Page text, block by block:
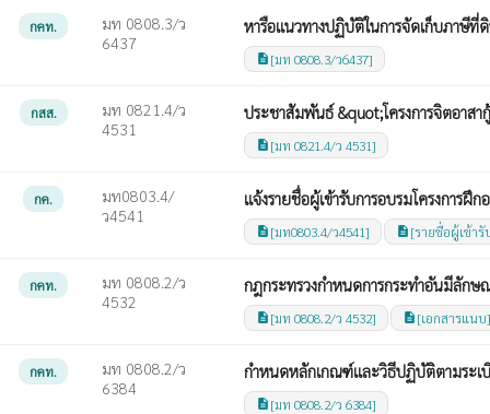
กคท.
มท 0808.3/ว
6437
หารือแนวทางปฏิบัติในการจัดเก็บภาษีที่
description [มท 0808.3/ว6437]
กสส.
มท 0821.4/ว
4531
ประชาสัมพันธ์ &quot;โครงการจิตอาส
description [มท 0821.4/ว 4531]
กค.
มท0803.4/
ว4541
แจ้งรายชื่อผู้เข้ารับการอบรมโครงการ
description [มท0803.4/ว4541] description [รายชื่อผู้เข้ารั
กคท.
มท 0808.2/ว
4532
กฎกระทรวงกำหนดการกระทำอันมีลักษ
description [มท 0808.2/ว 4532] description [เอกสารแนบ]
กคท.
มท 0808.2/ว
6384
กำหนดหลักเกณฑ์และวิธีปฏิบัติตามระเ
description [มท 0808.2/ว 6384]